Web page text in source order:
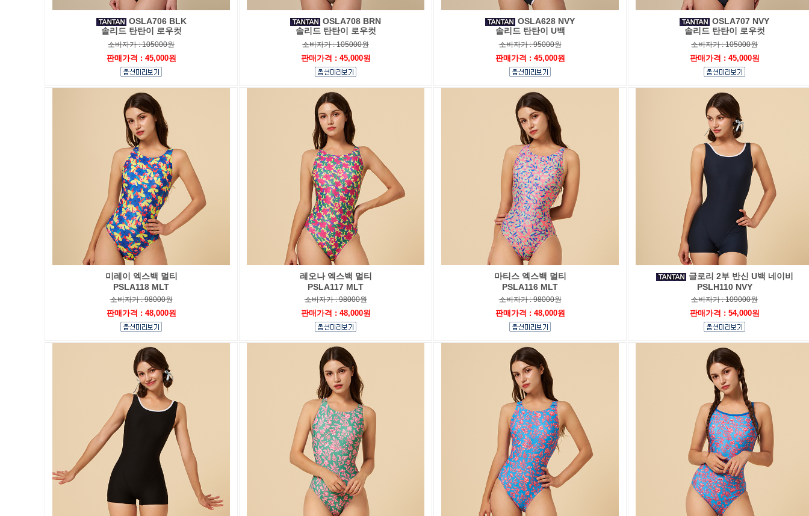
OSLA706 BLK
솔리드 탄탄이 로우컷
소비자가 : 105000원
판매가격 : 45,000원
OSLA708 BRN
솔리드 탄탄이 로우컷
소비자가 : 105000원
판매가격 : 45,000원
OSLA628 NVY
솔리드 탄탄이 U백
소비자가 : 95000원
판매가격 : 45,000원
OSLA707 NVY
솔리드 탄탄이 로우컷
소비자가 : 105000원
판매가격 : 45,000원
미레이 엑스백 멀티
PSLA118 MLT
소비자가 : 98000원
판매가격 : 48,000원
레오나 엑스백 멀티
PSLA117 MLT
소비자가 : 98000원
판매가격 : 48,000원
마티스 엑스백 멀티
PSLA116 MLT
소비자가 : 98000원
판매가격 : 48,000원
글로리 2부 반신 U백 네이비
PSLH110 NVY
소비자가 : 109000원
판매가격 : 54,000원